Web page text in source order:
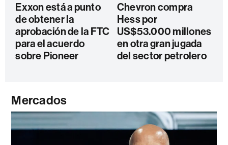
Exxon está a punto
de obtener la
aprobación de la FTC
para el acuerdo
sobre Pioneer
Chevron compra
Hess por
US$53.000 millones
en otra gran jugada
del sector petrolero
Mercados